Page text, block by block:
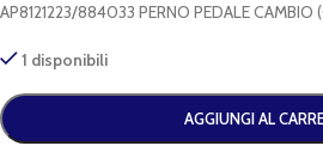
AP8121223/884033 PERNO PEDALE CAMBIO
1 disponibili
AGGIUNGI AL